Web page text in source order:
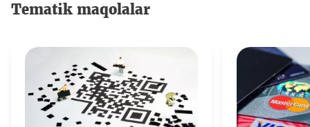
Tematik maqolalar